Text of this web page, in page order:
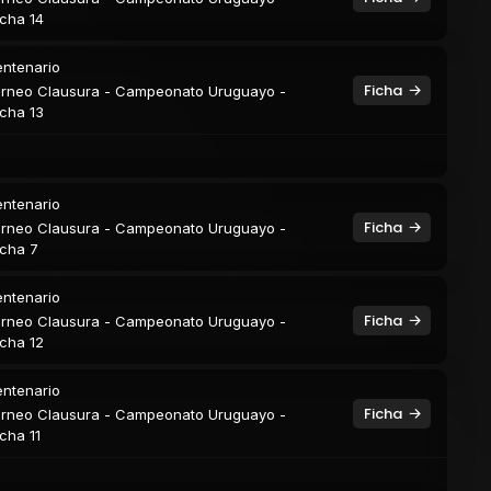
14
Clausura - Campeonato Uruguayo -
13
Ficha
Clausura - Campeonato Uruguayo -
7
Ficha
Clausura - Campeonato Uruguayo -
12
Ficha
Clausura - Campeonato Uruguayo -
11
Ficha